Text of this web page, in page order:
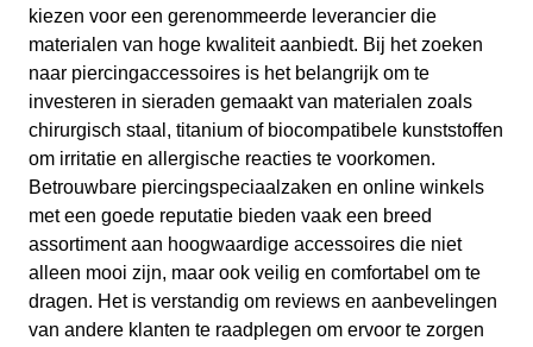
kiezen voor een gerenommeerde leverancier die
materialen van hoge kwaliteit aanbiedt. Bij het zoeken
naar piercingaccessoires is het belangrijk om te
investeren in sieraden gemaakt van materialen zoals
chirurgisch staal, titanium of biocompatibele kunststoffen
om irritatie en allergische reacties te voorkomen.
Betrouwbare piercingspeciaalzaken en online winkels
met een goede reputatie bieden vaak een breed
assortiment aan hoogwaardige accessoires die niet
alleen mooi zijn, maar ook veilig en comfortabel om te
dragen. Het is verstandig om reviews en aanbevelingen
van andere klanten te raadplegen om ervoor te zorgen